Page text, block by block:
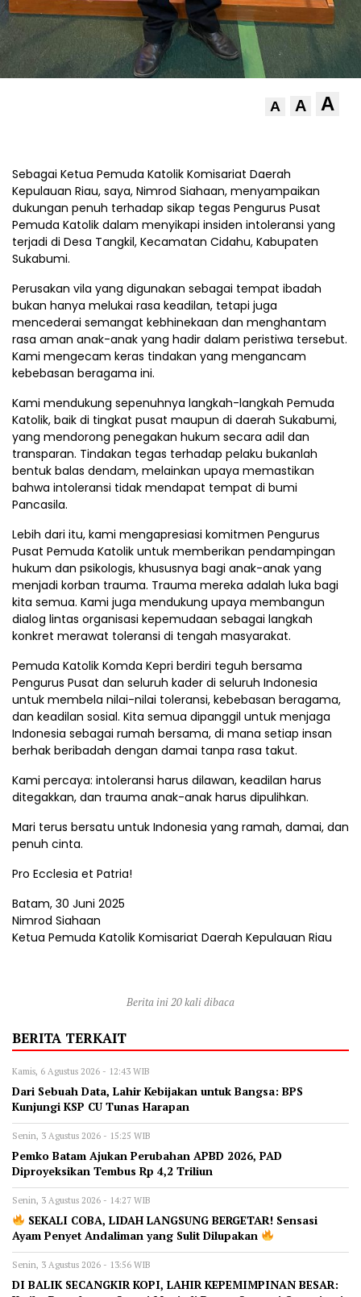
A A A
Sebagai Ketua Pemuda Katolik Komisariat Daerah
Kepulauan Riau, saya, Nimrod Siahaan, menyampaikan
dukungan penuh terhadap sikap tegas Pengurus Pusat
Pemuda Katolik dalam menyikapi insiden intoleransi yang
terjadi di Desa Tangkil, Kecamatan Cidahu, Kabupaten
Sukabumi.
Perusakan vila yang digunakan sebagai tempat ibadah
bukan hanya melukai rasa keadilan, tetapi juga
mencederai semangat kebhinekaan dan menghantam
rasa aman anak-anak yang hadir dalam peristiwa tersebut.
Kami mengecam keras tindakan yang mengancam
kebebasan beragama ini.
Kami mendukung sepenuhnya langkah-langkah Pemuda
Katolik, baik di tingkat pusat maupun di daerah Sukabumi,
yang mendorong penegakan hukum secara adil dan
transparan. Tindakan tegas terhadap pelaku bukanlah
bentuk balas dendam, melainkan upaya memastikan
bahwa intoleransi tidak mendapat tempat di bumi
Pancasila.
Lebih dari itu, kami mengapresiasi komitmen Pengurus
Pusat Pemuda Katolik untuk memberikan pendampingan
hukum dan psikologis, khususnya bagi anak-anak yang
menjadi korban trauma. Trauma mereka adalah luka bagi
kita semua. Kami juga mendukung upaya membangun
dialog lintas organisasi kepemudaan sebagai langkah
konkret merawat toleransi di tengah masyarakat.
Pemuda Katolik Komda Kepri berdiri teguh bersama
Pengurus Pusat dan seluruh kader di seluruh Indonesia
untuk membela nilai-nilai toleransi, kebebasan beragama,
dan keadilan sosial. Kita semua dipanggil untuk menjaga
Indonesia sebagai rumah bersama, di mana setiap insan
berhak beribadah dengan damai tanpa rasa takut.
Kami percaya: intoleransi harus dilawan, keadilan harus
ditegakkan, dan trauma anak-anak harus dipulihkan.
Mari terus bersatu untuk Indonesia yang ramah, damai, dan
penuh cinta.
Pro Ecclesia et Patria!
Batam, 30 Juni 2025
Nimrod Siahaan
Ketua Pemuda Katolik Komisariat Daerah Kepulauan Riau
Berita ini 20 kali dibaca
BERITA TERKAIT
Kamis, 6 Agustus 2026 - 12:43 WIB
Dari Sebuah Data, Lahir Kebijakan untuk Bangsa: BPS
Kunjungi KSP CU Tunas Harapan
Senin, 3 Agustus 2026 - 15:25 WIB
Pemko Batam Ajukan Perubahan APBD 2026, PAD
Diproyeksikan Tembus Rp 4,2 Triliun
Senin, 3 Agustus 2026 - 14:27 WIB
SEKALI COBA, LIDAH LANGSUNG BERGETAR! Sensasi
Ayam Penyet Andaliman yang Sulit Dilupakan
Senin, 3 Agustus 2026 - 13:56 WIB
DI BALIK SECANGKIR KOPI, LAHIR KEPEMIMPINAN BESAR: